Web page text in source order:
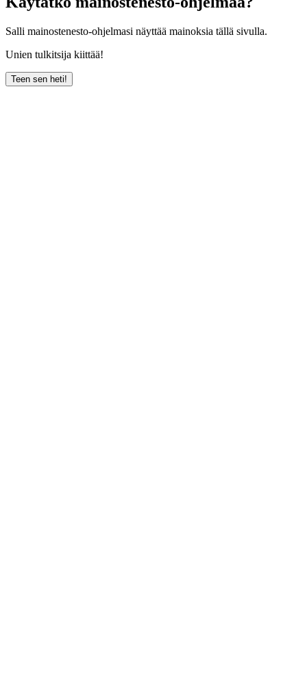
Salli mainostenesto-ohjelmasi näyttää mainoksia tällä sivulla.
Unien tulkitsija kiittää!
Teen sen heti!